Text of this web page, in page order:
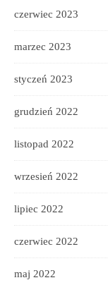
czerwiec 2023
marzec 2023
styczeń 2023
grudzień 2022
listopad 2022
wrzesień 2022
lipiec 2022
czerwiec 2022
maj 2022